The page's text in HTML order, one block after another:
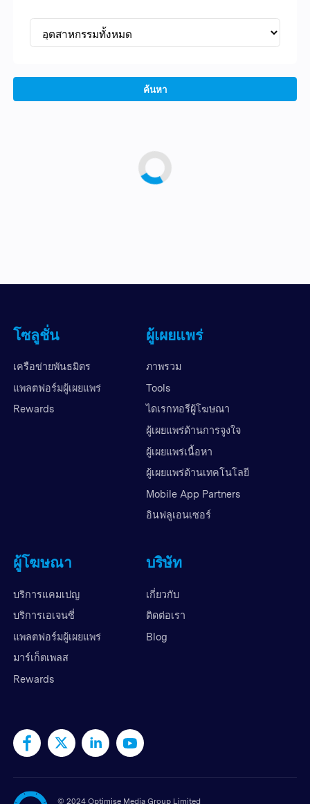
ค้นหา
โซลูชั่น
เครือข่ายพันธมิตร
แพลตฟอร์มผู้เผยแพร่
Rewards
ผู้เผยแพร่
ภาพรวม
Tools
ไดเรกทอรีผู้โฆษณา
ผู้เผยแพร่ด้านการจูงใจ
ผู้เผยแพร่เนื้อหา
ผู้เผยแพร่ด้านเทคโนโลยี
Mobile App Partners
อินฟลูเอนเซอร์
ผู้โฆษณา
บริการแคมเปญ
บริการเอเจนซี่
แพลตฟอร์มผู้เผยแพร่
มาร์เก็ตเพลส
Rewards
บริษัท
เกี่ยวกับ
ติดต่อเรา
Blog
© 2024 Optimise Media Group Limited